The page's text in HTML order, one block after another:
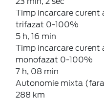
Timp incarcare curent
trifazat 0-100%
5 h, 16 min
Timp incarcare curent
monofazat 0-100%
7 h, 08 min
Autonomie mixta
288 km